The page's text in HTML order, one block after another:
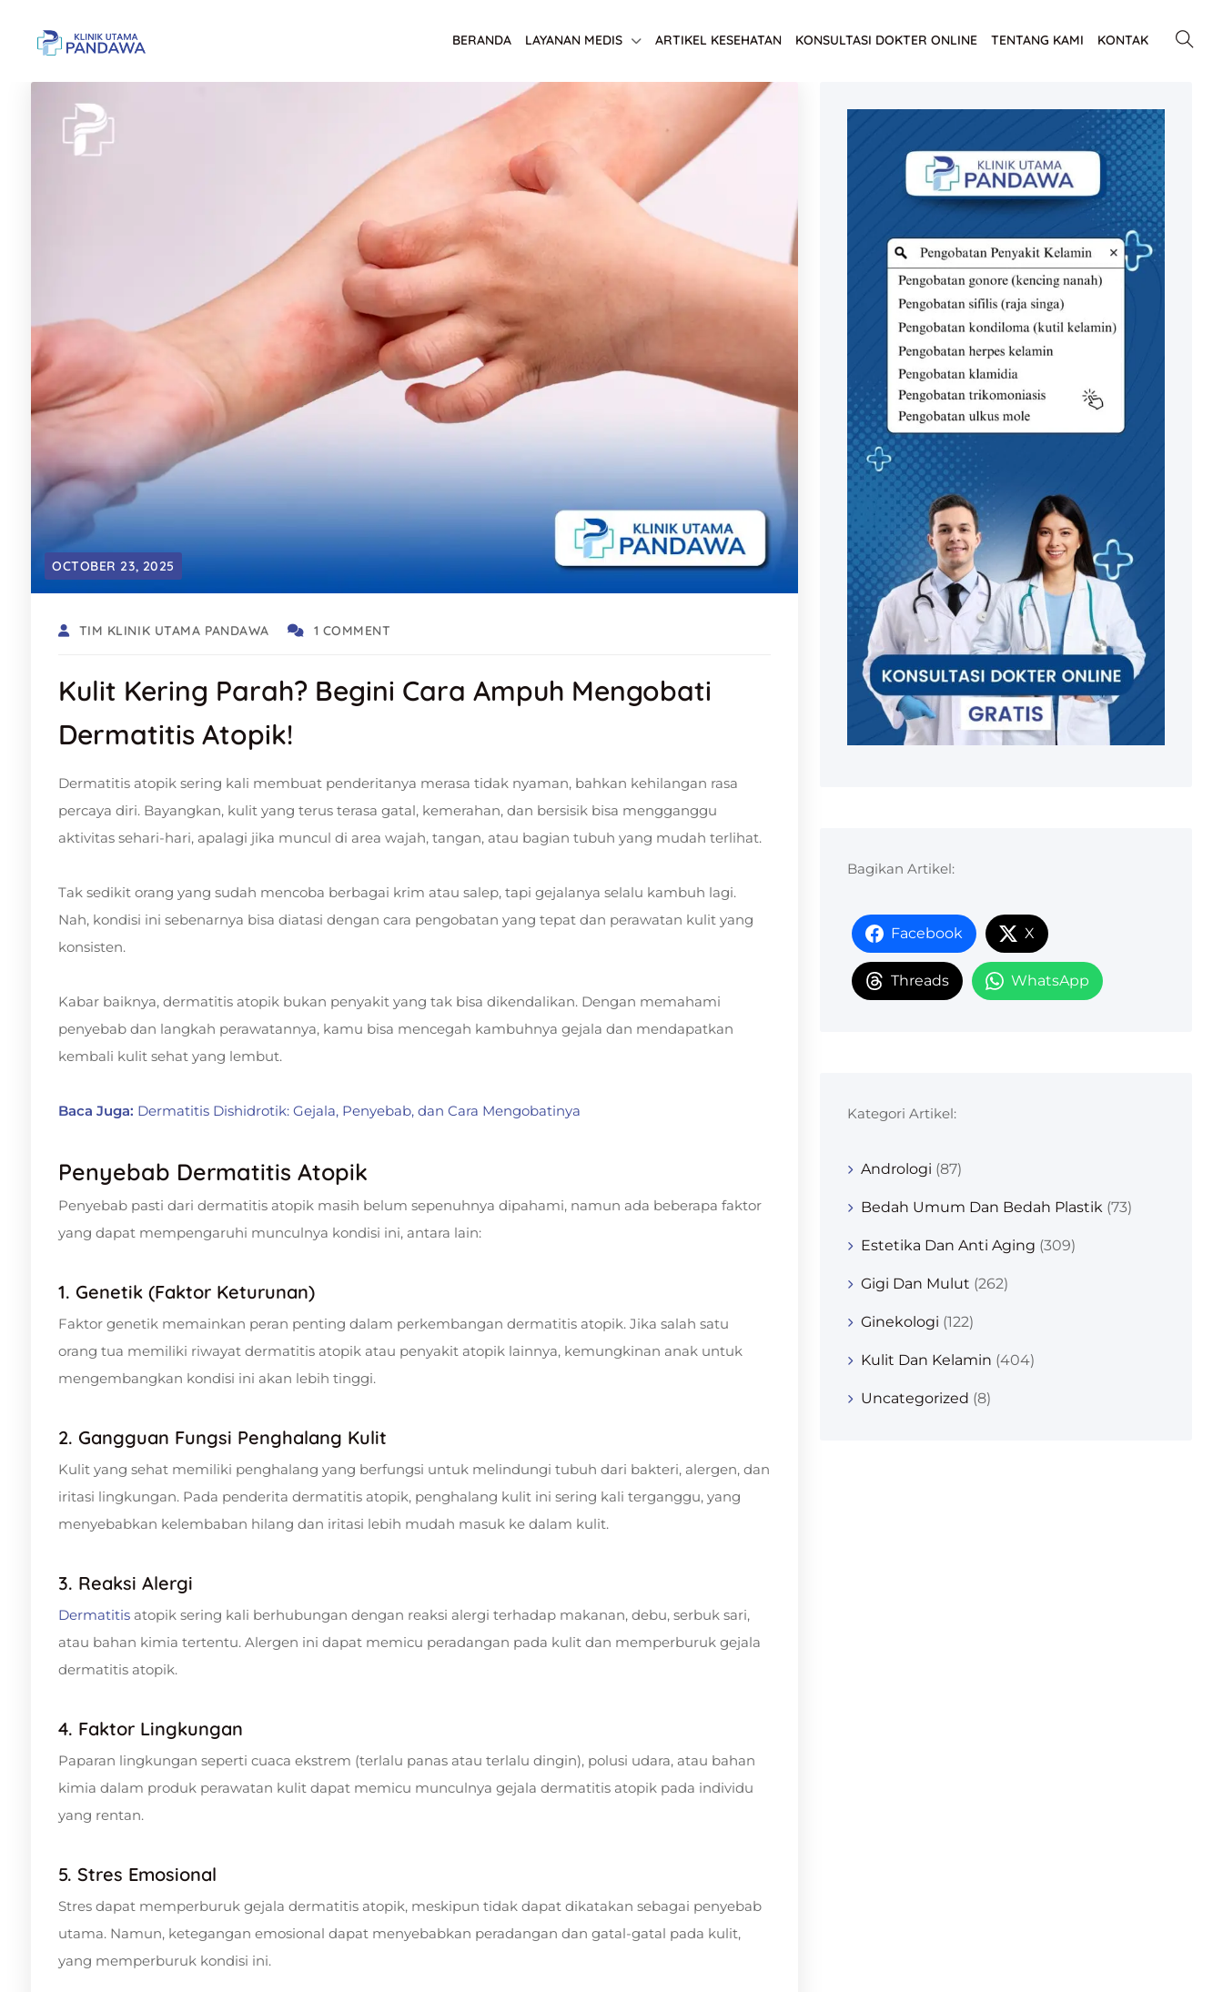
BERANDA LAYANAN MEDIS ARTIKEL KESEHATAN KONSULTASI DOKTER ONLINE TENTANG KAMI KONTAK
OCTOBER 23, 2025
TIM KLINIK UTAMA PANDAWA 1 COMMENT
Kulit Kering Parah? Begini Cara Ampuh Mengobati
Dermatitis Atopik!
Dermatitis atopik sering kali membuat penderitanya merasa tidak nyaman, bahkan kehilangan rasa
percaya diri. Bayangkan, kulit yang terus terasa gatal, kemerahan, dan bersisik bisa mengganggu
aktivitas sehari-hari, apalagi jika muncul di area wajah, tangan, atau bagian tubuh yang mudah terlihat.
Tak sedikit orang yang sudah mencoba berbagai krim atau salep, tapi gejalanya selalu kambuh lagi.
Nah, kondisi ini sebenarnya bisa diatasi dengan cara pengobatan yang tepat dan perawatan kulit yang
konsisten.
Kabar baiknya, dermatitis atopik bukan penyakit yang tak bisa dikendalikan. Dengan memahami
penyebab dan langkah perawatannya, kamu bisa mencegah kambuhnya gejala dan mendapatkan
kembali kulit sehat yang lembut.
Baca Juga: Dermatitis Dishidrotik: Gejala, Penyebab, dan Cara Mengobatinya
Penyebab Dermatitis Atopik
Penyebab pasti dari dermatitis atopik masih belum sepenuhnya dipahami, namun ada beberapa faktor
yang dapat mempengaruhi munculnya kondisi ini, antara lain:
1. Genetik (Faktor Keturunan)
Faktor genetik memainkan peran penting dalam perkembangan dermatitis atopik. Jika salah satu
orang tua memiliki riwayat dermatitis atopik atau penyakit atopik lainnya, kemungkinan anak untuk
mengembangkan kondisi ini akan lebih tinggi.
2. Gangguan Fungsi Penghalang Kulit
Kulit yang sehat memiliki penghalang yang berfungsi untuk melindungi tubuh dari bakteri, alergen, dan
iritasi lingkungan. Pada penderita dermatitis atopik, penghalang kulit ini sering kali terganggu, yang
menyebabkan kelembaban hilang dan iritasi lebih mudah masuk ke dalam kulit.
3. Reaksi Alergi
Dermatitis atopik sering kali berhubungan dengan reaksi alergi terhadap makanan, debu, serbuk sari,
atau bahan kimia tertentu. Alergen ini dapat memicu peradangan pada kulit dan memperburuk gejala
dermatitis atopik.
4. Faktor Lingkungan
Paparan lingkungan seperti cuaca ekstrem (terlalu panas atau terlalu dingin), polusi udara, atau bahan
kimia dalam produk perawatan kulit dapat memicu munculnya gejala dermatitis atopik pada individu
yang rentan.
5. Stres Emosional
Stres dapat memperburuk gejala dermatitis atopik, meskipun tidak dapat dikatakan sebagai penyebab
utama. Namun, ketegangan emosional dapat menyebabkan peradangan dan gatal-gatal pada kulit,
yang memperburuk kondisi ini.
Bagikan Artikel:
Facebook X
Threads WhatsApp
Kategori Artikel:
Andrologi (87)
Bedah Umum Dan Bedah Plastik (73)
Estetika Dan Anti Aging (309)
Gigi Dan Mulut (262)
Ginekologi (122)
Kulit Dan Kelamin (404)
Uncategorized (8)